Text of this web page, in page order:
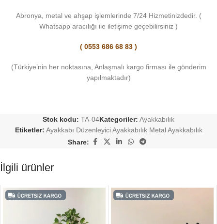
Abronya, metal ve ahşap işlemlerinde 7/24 Hizmetinizdedir. (
Whatsapp aracılığı ile iletişime geçebilirsiniz )
( 0553 686 68 83 )
(Türkiye’nin her noktasına, Anlaşmalı kargo firması ile gönderim
yapılmaktadır)
Stok kodu: TA-04Kategoriler: Ayakkabılık
Etiketler: Ayakkabı Düzenleyici Ayakkabılık Metal Ayakkabılık
Share:
İlgili ürünler